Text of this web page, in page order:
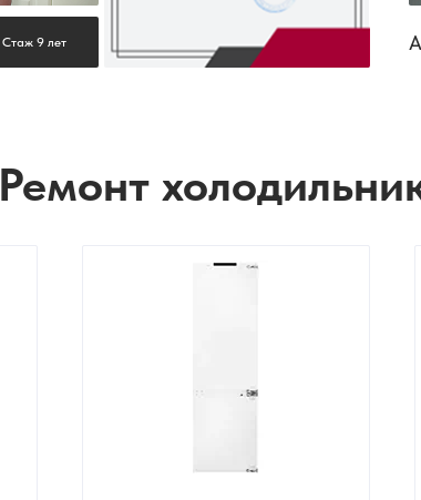
Стаж 9 лет
Ремонт